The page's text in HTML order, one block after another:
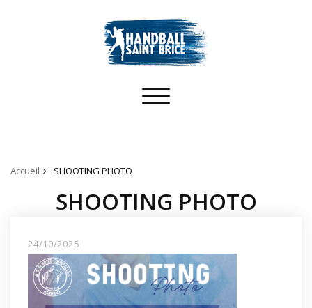
Toggle
Accueil SHOOTING PHOTO
SHOOTING PHOTO
24/10/2025